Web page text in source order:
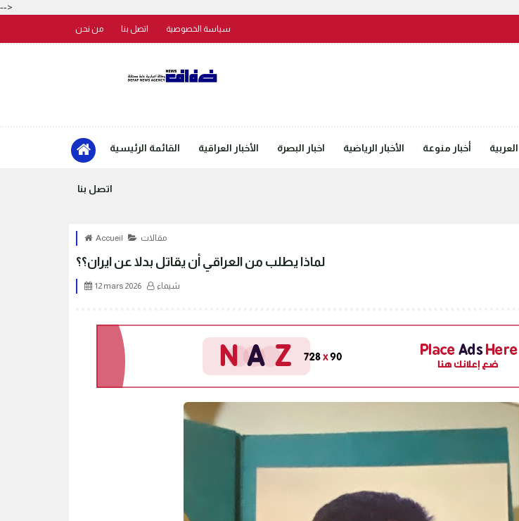
-->
من نحن اتصل بنا سياسة الخصوصية
القائمة الرئيسية الأخبار العراقية اخبار البصرة الأخبار الرياضية أخبار منوعة العربية
اتصل بنا
Accueil مقالات
لماذا يطلب من العراقي أن يقاتل بدلا عن ايران؟؟
12 mars 2026 شيماء